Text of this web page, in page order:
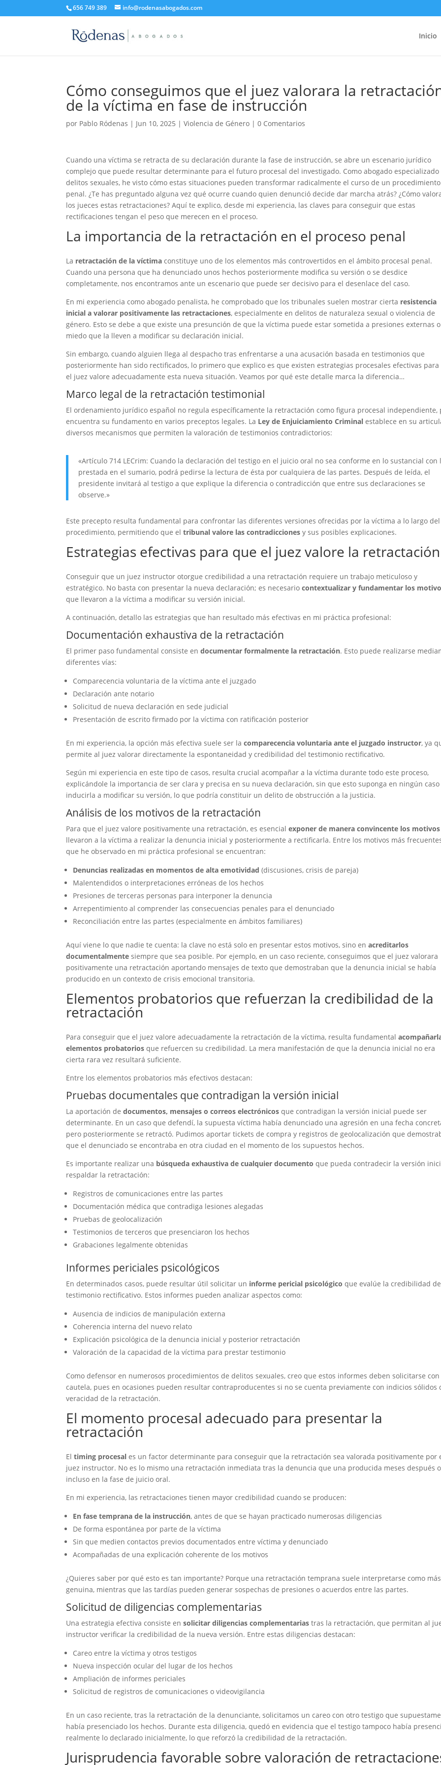
656 749 389 info@rodenasabogados.com
Inicio
Cómo conseguimos que el juez valorara la
de la víctima en fase de instrucción
por Pablo Ródenas | Jun 10, 2025 |Violencia de Género |0 Comentarios
Cuando una víctima se retracta de su declaración durante la fase de instrucción, se abre un escenario jurídico
complejo que puede resultar determinante para el futuro procesal del investigado. Como abogado especializado
delitos sexuales, he visto cómo estas situaciones pueden transformar radicalmente el curso de un procedimiento
penal. ¿Te has preguntado alguna vez qué ocurre cuando quien denunció decide dar marcha atrás? ¿Cómo
los jueces estas retractaciones? Aquí te explico, desde mi experiencia, las claves para conseguir que estas
rectificaciones tengan el peso que merecen en el proceso.
La importancia de la retractación en el proceso penal
La retractación de la víctima constituye uno de los elementos más controvertidos en el ámbito procesal penal.
Cuando una persona que ha denunciado unos hechos posteriormente modifica su versión o se desdice
completamente, nos encontramos ante un escenario que puede ser decisivo para el desenlace del caso.
En mi experiencia como abogado penalista, he comprobado que los tribunales suelen mostrar cierta resistencia
inicial a valorar positivamente las retractaciones, especialmente en delitos de naturaleza sexual o violencia de
género. Esto se debe a que existe una presunción de que la víctima puede estar sometida a presiones externas o
miedo que la lleven a modificar su declaración inicial.
Sin embargo, cuando alguien llega al despacho tras enfrentarse a una acusación basada en testimonios que
posteriormente han sido rectificados, lo primero que explico es que existen estrategias procesales efectivas para
el juez valore adecuadamente esta nueva situación. Veamos por qué este detalle marca la diferencia…
Marco legal de la retractación testimonial
El ordenamiento jurídico español no regula específicamente la retractación como figura procesal independiente,
encuentra su fundamento en varios preceptos legales. La Ley de Enjuiciamiento Criminal establece en su
diversos mecanismos que permiten la valoración de testimonios contradictorios:
«Artículo 714 LECrim: Cuando la declaración del testigo en el juicio oral no sea conforme en lo sustancial con
prestada en el sumario, podrá pedirse la lectura de ésta por cualquiera de las partes. Después de leída, el
presidente invitará al testigo a que explique la diferencia o contradicción que entre sus declaraciones se
observe.»
Este precepto resulta fundamental para confrontar las diferentes versiones ofrecidas por la víctima a lo largo del
procedimiento, permitiendo que eltribunal valore las contradicciones y sus posibles explicaciones.
Estrategias efectivas para que el juez valore la retractación
Conseguir que un juez instructor otorgue credibilidad a una retractación requiere un trabajo meticuloso y
estratégico. No basta con presentar la nueva declaración; es necesariocontextualizar y fundamentar los
que llevaron a la víctima a modificar su versión inicial.
A continuación, detallo las estrategias que han resultado más efectivas en mi práctica profesional:
Documentación exhaustiva de la retractación
El primer paso fundamental consiste endocumentar formalmente la retractación. Esto puede realizarse
diferentes vías:
Comparecencia voluntaria de la víctima ante el juzgado
Declaración ante notario
Solicitud de nueva declaración en sede judicial
Presentación de escrito firmado por la víctima con ratificación posterior
En mi experiencia, la opción más efectiva suele ser lacomparecencia voluntaria ante el juzgado instructor, ya
permite al juez valorar directamente la espontaneidad y credibilidad del testimonio rectificativo.
Según mi experiencia en este tipo de casos, resulta crucial acompañar a la víctima durante todo este proceso,
explicándole la importancia de ser clara y precisa en su nueva declaración, sin que esto suponga en ningún caso
inducirla a modificar su versión, lo que podría constituir un delito de obstrucción a la justicia.
Análisis de los motivos de la retractación
Para que el juez valore positivamente una retractación, es esencialexponer de manera convincente los motivos
llevaron a la víctima a realizar la denuncia inicial y posteriormente a rectificarla. Entre los motivos más
que he observado en mi práctica profesional se encuentran:
Denuncias realizadas en momentos de alta emotividad (discusiones, crisis de pareja)
Malentendidos o interpretaciones erróneas de los hechos
Presiones de terceras personas para interponer la denuncia
Arrepentimiento al comprender las consecuencias penales para el denunciado
Reconciliación entre las partes (especialmente en ámbitos familiares)
Aquí viene lo que nadie te cuenta: la clave no está solo en presentar estos motivos, sino enacreditarlos
documentalmente siempre que sea posible. Por ejemplo, en un caso reciente, conseguimos que el juez valorara
positivamente una retractación aportando mensajes de texto que demostraban que la denuncia inicial se había
producido en un contexto de crisis emocional transitoria.
Elementos probatorios que refuerzan la credibilidad de la
retractación
Para conseguir que el juez valore adecuadamente la retractación de la víctima, resulta fundamental
elementos probatorios que refuercen su credibilidad. La mera manifestación de que la denuncia inicial no era
cierta rara vez resultará suficiente.
Entre los elementos probatorios más efectivos destacan:
Pruebas documentales que contradigan la versión inicial
La aportación dedocumentos, mensajes o correos electrónicos que contradigan la versión inicial puede ser
determinante. En un caso que defendí, la supuesta víctima había denunciado una agresión en una fecha
pero posteriormente se retractó. Pudimos aportar tickets de compra y registros de geolocalización que
que el denunciado se encontraba en otra ciudad en el momento de los supuestos hechos.
Es importante realizar una búsqueda exhaustiva de cualquier documento que pueda contradecir la versión
respaldar la retractación:
Registros de comunicaciones entre las partes
Documentación médica que contradiga lesiones alegadas
Pruebas de geolocalización
Testimonios de terceros que presenciaron los hechos
Grabaciones legalmente obtenidas
Informes periciales psicológicos
En determinados casos, puede resultar útil solicitar un informe pericial psicológico que evalúe la credibilidad
testimonio rectificativo. Estos informes pueden analizar aspectos como:
Ausencia de indicios de manipulación externa
Coherencia interna del nuevo relato
Explicación psicológica de la denuncia inicial y posterior retractación
Valoración de la capacidad de la víctima para prestar testimonio
Como defensor en numerosos procedimientos de delitos sexuales, creo que estos informes deben solicitarse con
cautela, pues en ocasiones pueden resultar contraproducentes si no se cuenta previamente con indicios sólidos
veracidad de la retractación.
El momento procesal adecuado para presentar la
retractación
Eltiming procesal es un factor determinante para conseguir que la retractación sea valorada positivamente por
juez instructor. No es lo mismo una retractación inmediata tras la denuncia que una producida meses después o
incluso en la fase de juicio oral.
En mi experiencia, las retractaciones tienen mayor credibilidad cuando se producen:
En fase temprana de la instrucción, antes de que se hayan practicado numerosas diligencias
De forma espontánea por parte de la víctima
Sin que medien contactos previos documentados entre víctima y denunciado
Acompañadas de una explicación coherente de los motivos
¿Quieres saber por qué esto es tan importante? Porque una retractación temprana suele interpretarse como más
genuina, mientras que las tardías pueden generar sospechas de presiones o acuerdos entre las partes.
Solicitud de diligencias complementarias
Una estrategia efectiva consiste ensolicitar diligencias complementarias tras la retractación, que permitan al
instructor verificar la credibilidad de la nueva versión. Entre estas diligencias destacan:
Careo entre la víctima y otros testigos
Nueva inspección ocular del lugar de los hechos
Ampliación de informes periciales
Solicitud de registros de comunicaciones o videovigilancia
En un caso reciente, tras la retractación de la denunciante, solicitamos un careo con otro testigo que
había presenciado los hechos. Durante esta diligencia, quedó en evidencia que el testigo tampoco había
realmente lo declarado inicialmente, lo que reforzó la credibilidad de la retractación.
Jurisprudencia favorable sobre valoración de